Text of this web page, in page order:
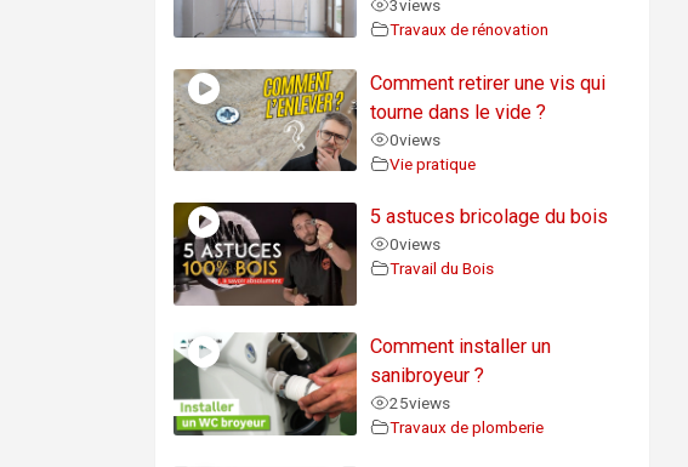
3views
Travaux de rénovation
Comment retirer une vis qui
tourne dans le vide ?
0views
Vie pratique
5 astuces bricolage du bois
0views
Travail du Bois
Comment installer un
sanibroyeur ?
25views
Travaux de plomberie